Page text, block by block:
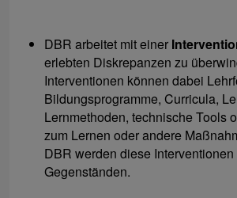
DBR arbeitet mit einer
erlebten Diskrepanzen zu
Interventionen können dabei
Bildungsprogramme, Curricula,
Lernmethoden, technische Tools
zum Lernen oder andere
DBR werden diese
Gegenständen.